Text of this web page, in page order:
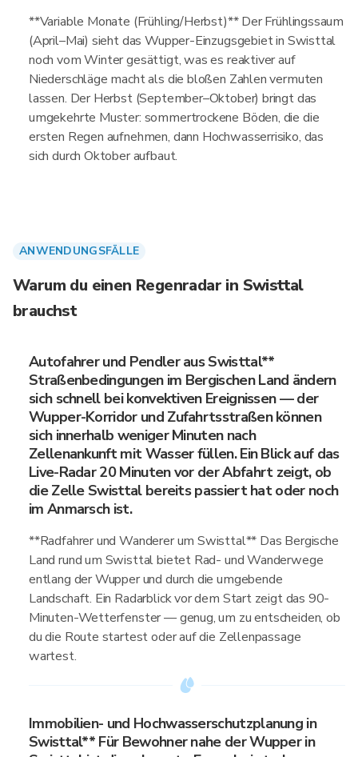
**Variable Monate (Frühling/Herbst)** Der Frühlingssaum
(April–Mai) sieht das Wupper-Einzugsgebiet in Swisttal
noch vom Winter gesättigt, was es reaktiver auf
Niederschläge macht als die bloßen Zahlen vermuten
lassen. Der Herbst (September–Oktober) bringt das
umgekehrte Muster: sommertrockene Böden, die die
ersten Regen aufnehmen, dann Hochwasserrisiko, das
sich durch Oktober aufbaut.
ANWENDUNGSFÄLLE
Warum du einen Regenradar in Swisttal
brauchst
Autofahrer und Pendler aus Swisttal**
Straßenbedingungen im Bergischen Land ändern
sich schnell bei konvektiven Ereignissen — der
Wupper-Korridor und Zufahrtsstraßen können
sich innerhalb weniger Minuten nach
Zellenankunft mit Wasser füllen. Ein Blick auf das
Live-Radar 20 Minuten vor der Abfahrt zeigt, ob
die Zelle Swisttal bereits passiert hat oder noch
im Anmarsch ist.
**Radfahrer und Wanderer um Swisttal** Das Bergische
Land rund um Swisttal bietet Rad- und Wanderwege
entlang der Wupper und durch die umgebende
Landschaft. Ein Radarblick vor dem Start zeigt das 90-
Minuten-Wetterfenster — genug, um zu entscheiden, ob
du die Route startest oder auf die Zellenpassage
wartest.
Immobilien- und Hochwasserschutzplanung in
Swisttal** Für Bewohner nahe der Wupper in